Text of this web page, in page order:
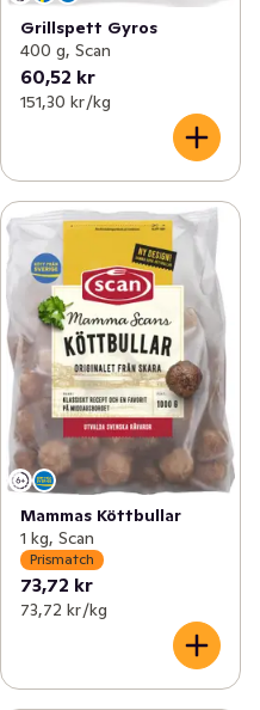
Grillspett Gyros
400 g, Scan
60,52 kr
151,30 kr /kg
Mammas Köttbullar
1 kg, Scan
Prismatch
73,72 kr
73,72 kr /kg